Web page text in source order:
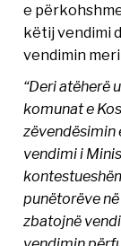
e
këtij vendimi
vendimin
“Deri atëherë
komunat e
zëvendësimin
vendimi i
punëtorëve
zbatojnë